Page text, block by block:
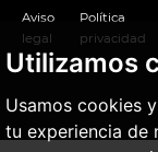
Utilizamos
Usamos cookies
tu experiencia de
Aviso
legal
Política
privacidad